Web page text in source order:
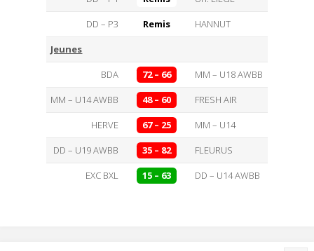
DD – P3
Remis
HANNUT
Jeunes
BDA
72 – 66
MM – U18 AWBB
MM – U14 AWBB
48 – 60
FRESH AIR
HERVE
67 – 25
MM – U14
DD – U19 AWBB
35 – 82
FLEURUS
EXC BXL
15 – 63 DD – U14 AWBB